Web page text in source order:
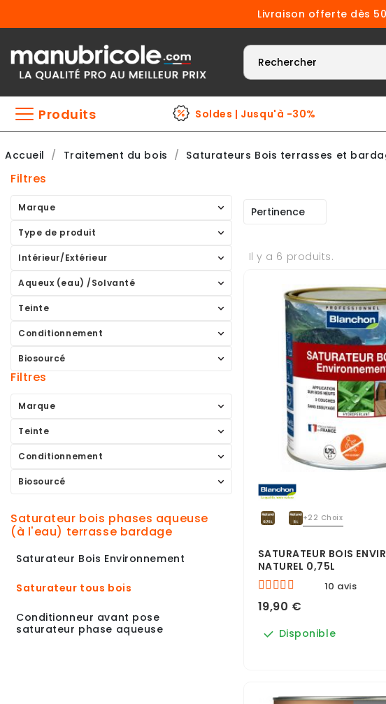
Livraison offerte dès
Produits Soldes | Jusqu'à -30%
Accueil Traitement du bois Saturateurs Bois terrasses et
Filtres
Marque
Type de produit
Intérieur/Extérieur
Aqueux (eau) /Solvanté
Teinte
Conditionnement
Biosourcé
Filtres
Marque
Teinte
Conditionnement
Biosourcé
saturateur bois phases aqueuse
(à l'eau) terrasse bardage
Saturateur Bois Environnement
Saturateur tous bois
Conditionneur avant pose
saturateur phase aqueuse
Pertinence
Il y a 6 produits.
+22 Choix
SATURATEUR BOIS
NATUREL 0,75L
10 avis
19,90 €
Disponible